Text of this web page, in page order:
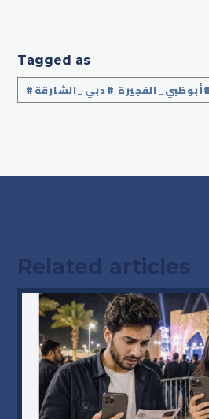
Tagged as
#دبي_الشارقة
Related articles